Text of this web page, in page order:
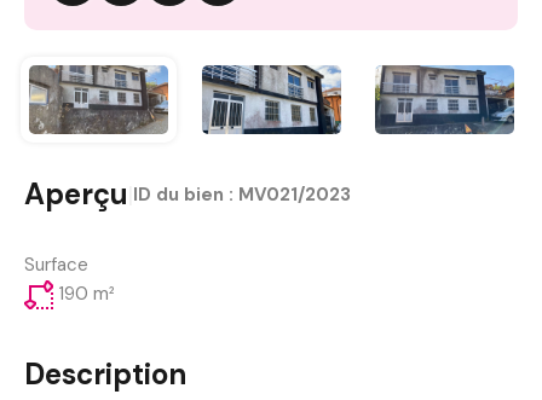
Aperçu ID du bien : MV021/2023
Surface
190 m²
Description